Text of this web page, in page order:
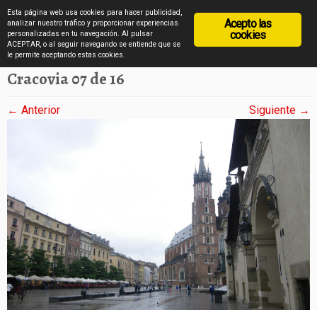
Saltar
al
diarioviajero.es
Inicio » Cracovia en imágenes
Cracovia 07 de 16
← Anterior Siguiente →
Acepto las
cookies
Esta página web usa cookies para hacer publicidad,
analizar nuestro tráfico y proporcionar experiencias
personalizadas en tu navegación. Al pulsar
ACEPTAR, o al seguir navegando se entiende que se
le permite aceptando estas cookies.